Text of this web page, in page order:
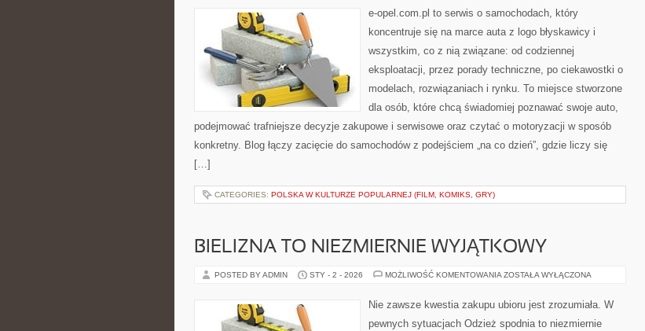
e-opel.com.pl to serwis o samochodach, który
koncentruje się na marce auta z logo błyskawicy i
wszystkim, co z nią związane: od codziennej
eksploatacji, przez porady techniczne, po ciekawostki o
modelach, rozwiązaniach i rynku. To miejsce stworzone
dla osób, które chcą świadomiej poznawać swoje auto,
podejmować trafniejsze decyzje zakupowe i serwisowe oraz czytać o motoryzacji w sposób
konkretny. Blog łączy zacięcie do samochodów z podejściem „na co dzień”, gdzie liczy się
[…]
CATEGORIES: POLSKA W KULTURZE POPULARNEJ (FILM, KOMIKS, GRY)
BIELIZNA TO NIEZMIERNIE WYJĄTKOWY
POSTED BY ADMIN STY - 2 - 2026 MOŻLIWOŚĆ KOMENTOWANIA BIELIZNA
WYJĄTKOWY
ZOSTAŁA WYŁĄCZONA
Nie zawsze kwestia zakupu ubioru jest zrozumiała. W
pewnych sytuacjach Odzież spodnia to niezmiernie